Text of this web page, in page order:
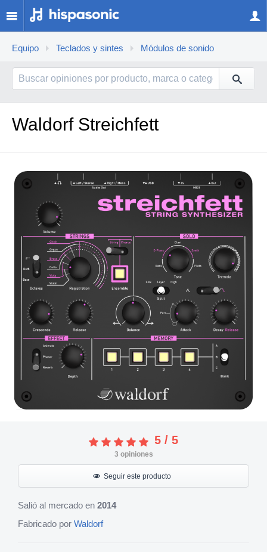
Equipo Teclados y sintes Módulos de sonido
Waldorf Streichfett
5 / 5
3 opiniones
Seguir este producto
Salió al mercado en 2014
Fabricado por Waldorf